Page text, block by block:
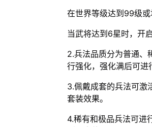
在世界等级达到99级
当武将达到6星时，开
2.兵法品质分为普通、
行强化，强化满后可进
3.佩戴成套的兵法可激
套装效果。
4.稀有和极品兵法可进